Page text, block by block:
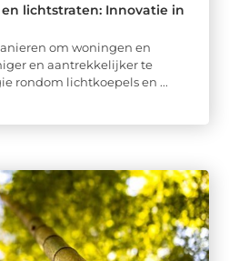
lichtstraten: Innovatie in
om woningen en
en aantrekkelijker te
rondom lichtkoepels en ...